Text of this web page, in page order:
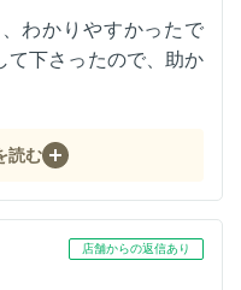
わかりやすかったで
て下さったので、助か
読む
店舗からの返信あり